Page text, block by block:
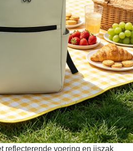
reflecterende voering en ijszak